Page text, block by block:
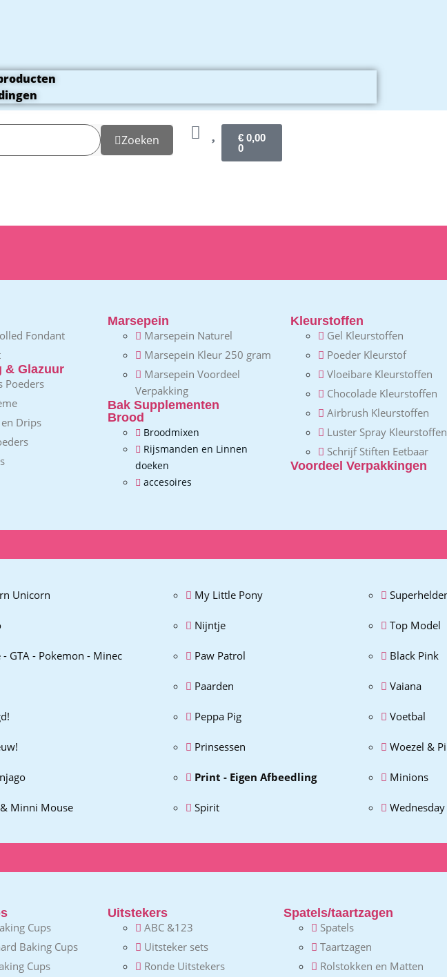
Zoeken € 0,00
0
Fondant
& Glazuur
Poeders
Drips
Marsepein
Marsepein Naturel
Marsepein Kleur 250 gram
Marsepein Voordeel
Verpakking
Bak Supplementen
Brood
Broodmixen
Rijsmanden en Linnen
doeken
accesoires
Kleurstoffen
Gel Kleurstoffen
Poeder Kleurstof
Vloeibare Kleurstoffen
Chocolade Kleurstoffen
Airbrush Kleurstoffen
Luster Spray Kleurstoffen
Schrijf Stiften Eetbaar
Voordeel Verpakkingen
Unicorn
GTA - Pokemon - Minec
Minni Mouse
My Little Pony
Nijntje
Paw Patrol
Paarden
Peppa Pig
Prinsessen
Print - Eigen Afbeedling
Spirit
Top Model
Black Pink
Vaiana
Voetbal
Woezel &
Minions
Wednesday
Cups
Baking Cups
Cups
Uitstekers
ABC &123
Uitsteker sets
Ronde Uitstekers
Spatels/taartzagen
Spatels
Taartzagen
Rolstokken en Matten